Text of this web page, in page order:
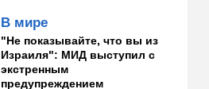
В мире
"Не показывайте, что вы из
Израиля": МИД выступил с
экстренным
предупреждением